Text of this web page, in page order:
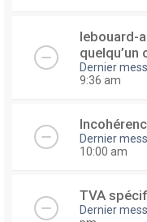
lebouard-
quelqu’un
Dernier
9:36 am
Dernier
10:00 am
TVA
Dernier